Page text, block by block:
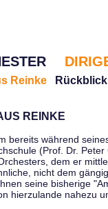
Reinke Rückblick
REINKE
bereits während
(Prof. Dr.
dem er
nicht dem
seine bisherige
hierzulande nahezu